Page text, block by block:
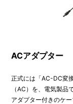
ACアダプター
正式には「AC-DC変
（AC）を、電気製
アダプター付きのケ